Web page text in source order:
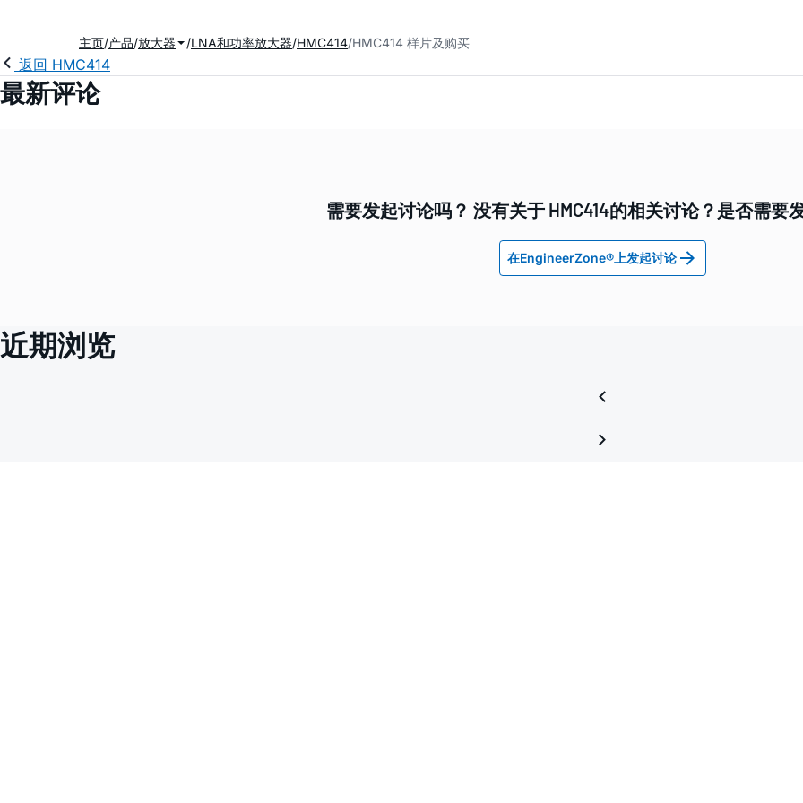
主页 产品 放大器 LNA和功率放大器 HMC414 HMC414 样片及购买
返回 HMC414
最新评论
需要发起讨论吗？ 没有关于 HMC414的相关讨论？是否需要
在EngineerZone®上发起讨论
近期浏览